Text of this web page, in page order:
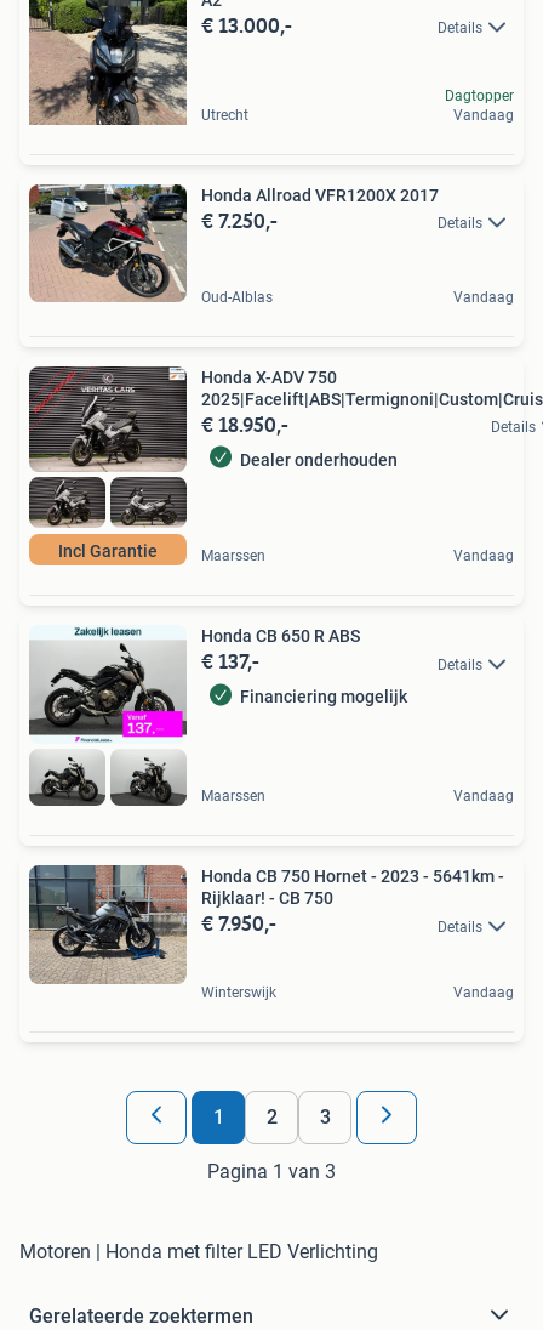
€ 13.000,- Details
Utrecht
Dagtopper
Vandaag
Honda Allroad VFR1200X 2017
€ 7.250,- Details
Oud-Alblas Vandaag
Incl Garantie
Honda X-ADV 750
€ 18.950,- Details
Dealer onderhouden
Maarssen Vandaag
Honda CB 650 R ABS
€ 137,- Details
Financiering mogelijk
Maarssen Vandaag
Honda CB 750 Hornet - 2023 - 5641km -
Rijklaar! - CB 750
€ 7.950,- Details
Winterswijk Vandaag
1 2 3
Pagina 1 van 3
Motoren | Honda met filter LED Verlichting
Gerelateerde zoektermen